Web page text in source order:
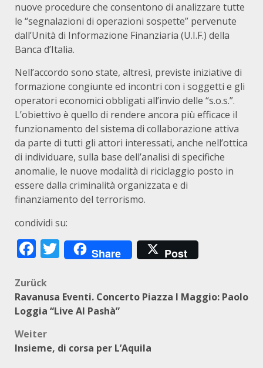
nuove procedure che consentono di analizzare tutte
le “segnalazioni di operazioni sospette” pervenute
dall’Unità di Informazione Finanziaria (U.I.F.) della
Banca d’Italia.
Nell’accordo sono state, altresì, previste iniziative di
formazione congiunte ed incontri con i soggetti e gli
operatori economici obbligati all’invio delle “s.o.s.”.
L’obiettivo è quello di rendere ancora più efficace il
funzionamento del sistema di collaborazione attiva
da parte di tutti gli attori interessati, anche nell’ottica
di individuare, sulla base dell’analisi di specifiche
anomalie, le nuove modalità di riciclaggio posto in
essere dalla criminalità organizzata e di
finanziamento del terrorismo.
condividi su:
Facebook
Twitter
Share Post
Beitragsnavigation
Zurück
Ravanusa Eventi. Concerto Piazza I Maggio: Paolo
Loggia “Live Al Pashà”
Weiter
Insieme, di corsa per L’Aquila